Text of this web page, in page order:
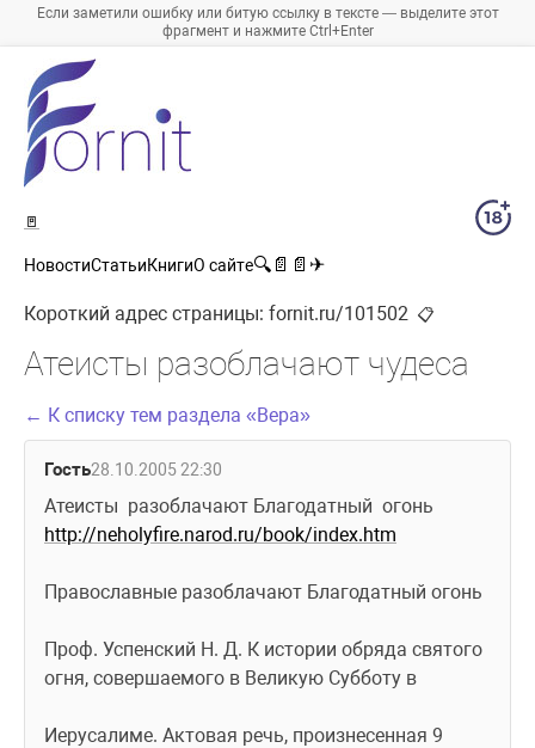
Если заметили ошибку или битую ссылку в тексте — выделите этот
фрагмент и нажмите Ctrl+Enter
🚪
НовостиСтатьиКнигиО сайте🔍 📄 📄 ✈
Короткий адрес страницы: fornit.ru/101502 📋
Атеисты разоблачают чудеса
← К списку тем раздела «Вера»
Гость28.10.2005 22:30
Атеисты  разоблачают Благодатный  огонь
http://neholyfire.narod.ru/book/index.htm
Православные разоблачают Благодатный огонь
Проф. Успенский Н. Д. К истории обряда святого
огня, совершаемого в Великую Субботу в
Иерусалиме. Актовая речь, произнесенная 9